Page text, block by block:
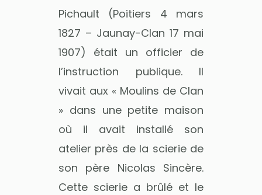
Pichault (Poitiers 4 mars
1827 – Jaunay-Clan 17 mai
1907) était un officier de
l’instruction publique. Il
vivait aux « Moulins de Clan
» dans une petite maison
où il avait installé son
atelier près de la scierie de
son père Nicolas Sincère.
Cette scierie a brûlé et le